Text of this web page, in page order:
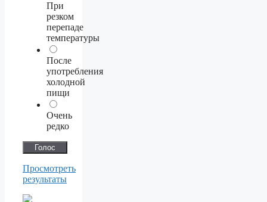
При
резком
перепаде
температуры
После
употребления
холодной
пищи
Очень
редко
Просмотреть
результаты